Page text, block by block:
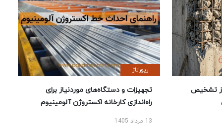
تشخیص
رپورتاژ
تجهیزات و دستگاه‌های موردنیاز برای
راه‌اندازی کارخانه اکستروژن آلومینیوم
13 مرداد 1405